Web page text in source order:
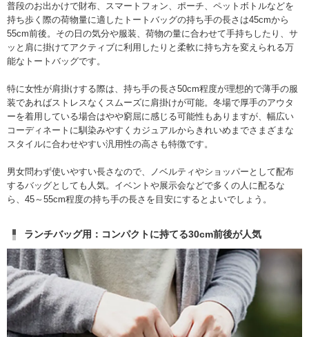
普段のお出かけで財布、スマートフォン、ポーチ、ペットボトルなどを
持ち歩く際の荷物量に適したトートバッグの持ち手の長さは45cmから
55cm前後。その日の気分や服装、荷物の量に合わせて手持ちしたり、サ
ッと肩に掛けてアクティブに利用したりと柔軟に持ち方を変えられる万
能なトートバッグです。
特に女性が肩掛けする際は、持ち手の長さ50cm程度が理想的で薄手の服
装であればストレスなくスムーズに肩掛けが可能。冬場で厚手のアウタ
ーを着用している場合はやや窮屈に感じる可能性もありますが、幅広い
コーディネートに馴染みやすくカジュアルからきれいめまでさまざまな
スタイルに合わせやすい汎用性の高さも特徴です。
男女問わず使いやすい長さなので、ノベルティやショッパーとして配布
するバッグとしても人気。イベントや展示会などで多くの人に配るな
ら、45～55cm程度の持ち手の長さを目安にするとよいでしょう。
ランチバッグ用：コンパクトに持てる30cm前後が人気